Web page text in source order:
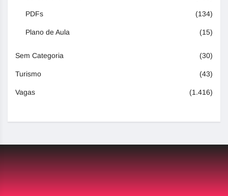
PDFs (134)
Plano de Aula (15)
Sem Categoria (30)
Turismo (43)
Vagas (1.416)